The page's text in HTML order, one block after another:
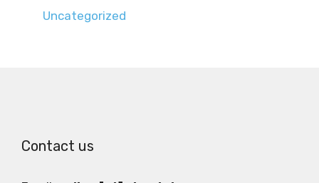
Uncategorized
Contact us